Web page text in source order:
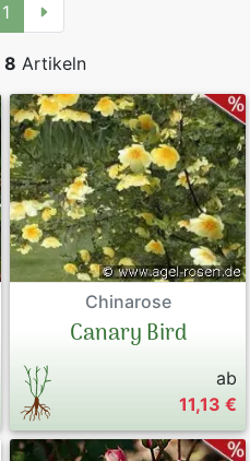
1
8 Artikeln
Chinarose
Canary Bird
ab
11,13 €